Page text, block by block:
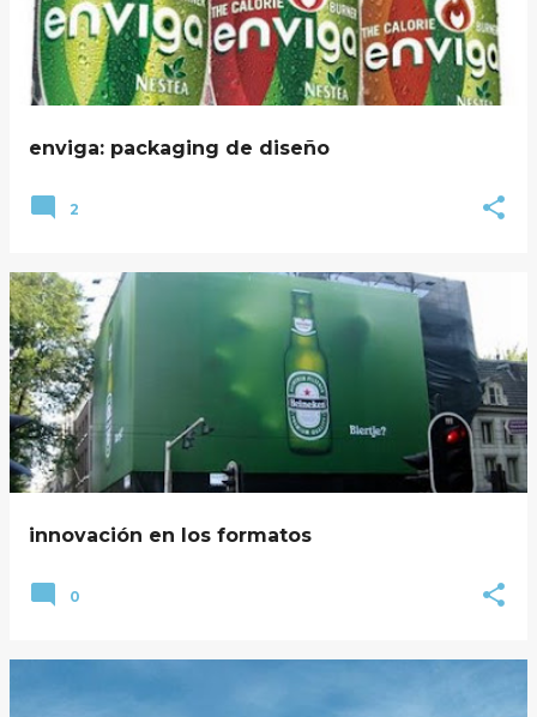
enviga: packaging de diseño
2
innovación en los formatos
0